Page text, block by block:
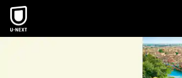
本文へスキップ